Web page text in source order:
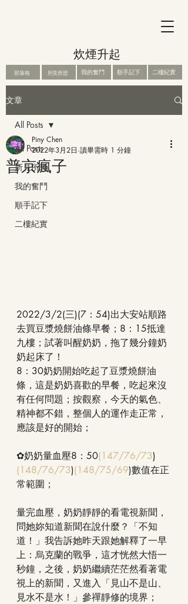
炊煙升起
所見所思 我的奮鬥 順手記下
部落格 二樓紀實
文章
All Posts
所見所思
我的奮鬥
順手記下
二樓紀實
All Posts
普京瘋子
Piny Chen
2022年3月2日 讀畢需時 1 分鐘
2022/3/2(三)(7：54)出大安站順路
去買豆漿燒餅油條早餐；8：15抵達
九樓；試著叫醒奶奶，拖了幾分鐘奶
奶起床了！
8：30奶奶開始吃起了豆漿燒餅油
條，這是奶奶喜歡的早餐，吃起來沒
有任何問題；按觀察，今天的氣色、
精神都不錯，整個人的運作走正常，
應該是好的開始；
✿奶奶量血壓8：50(147/76/73)
(148/76/73)(148/75/69)數值在正
常範圍；
量完血壓，奶奶靜靜的看電視新聞，
問她妳知道新聞在說什麼？「不知
道！」我告訴她昨天跟她解釋了一早
上：烏克蘭的戰爭，這才恍然大悟一
秒鐘，之後，奶奶繼續茫茫然看著電
視上的新聞，又進入「見山不是山、
見水不是水！」參禪靜修的境界；